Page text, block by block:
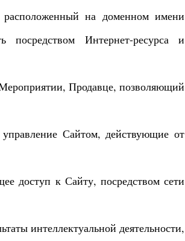
расположенный на доменном имени
посредством Интернет-ресурса и
Продавце, позволяющий
Сайтом, действующие от
доступ к Сайту, посредством сети
интеллектуальной деятельности,